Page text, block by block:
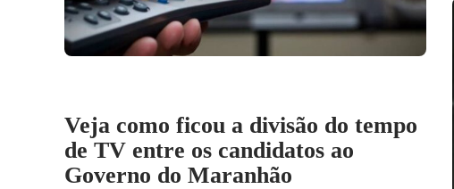
Veja como ficou a divisão do tempo
de TV entre os candidatos ao
Governo do Maranhão